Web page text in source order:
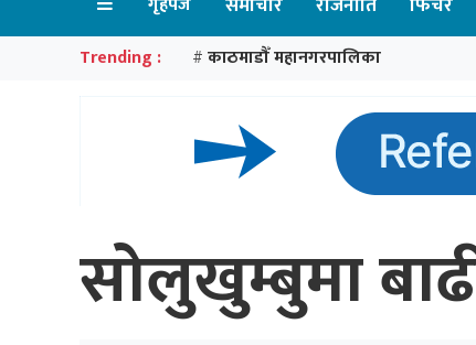
Trending : # काठमाडौँ महानगरपालिका
सोलुखुम्बुमा